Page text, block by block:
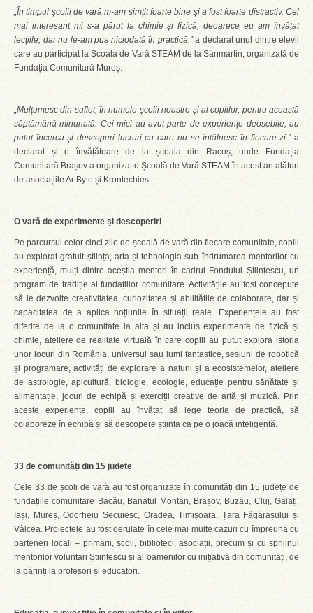
„În timpul școlii de vară m-am simțit foarte bine și a fost foarte distractiv. Cel
mai interesant mi s-a părut la chimie și fizică, deoarece eu am învățat
lecțiile, dar nu le-am pus niciodată în practică.”a declarat unul dintre elevii
care au participat la Școala de Vară STEAM de la Sânmartin, organizată de
Fundația Comunitară Mureș.
„Mulțumesc din suflet, în numele școlii noastre și al copiilor, pentru această
săptămână minunată. Cei mici au avut parte de experiențe deosebite, au
putut încerca și descoperi lucruri cu care nu se întâlnesc în fiecare zi.” a
declarat și o învățătoare de la școala din Racoș, unde Fundația
Comunitară Brașov a organizat o Școală de Vară STEAM în acest an alături
de asociațiile ArtByte și Krontechies.
O vară de experimente și descoperiri
Pe parcursul celor cinci zile de școală de vară din fiecare comunitate, copiii
au explorat gratuit știința, arta și tehnologia sub îndrumarea mentorilor cu
experiență, mulți dintre aceștia mentori în cadrul Fondului Științescu, un
program de tradiție al fundațiilor comunitare. Activitățile au fost concepute
să le dezvolte creativitatea, curiozitatea și abilitățile de colaborare, dar și
capacitatea de a aplica noțiunile în situații reale. Experiențele au fost
diferite de la o comunitate la alta și au inclus experimente de fizică și
chimie, ateliere de realitate virtuală în care copiii au putut explora istoria
unor locuri din România, universul sau lumi fantastice, sesiuni de robotică
și programare, activități de explorare a naturii și a ecosistemelor, ateliere
de astrologie, apicultură, biologie, ecologie, educație pentru sănătate și
alimentație, jocuri de echipă și exerciții creative de artă și muzică. Prin
aceste experiențe, copiii au învățat să lege teoria de practică, să
colaboreze în echipă și să descopere știința ca pe o joacă inteligentă.
33 de comunități din 15 județe
Cele 33 de școli de vară au fost organizate în comunități din 15 județe de
fundațiile comunitare Bacău, Banatul Montan, Brașov, Buzău, Cluj, Galați,
Iași, Mureș, Odorheiu Secuiesc, Oradea, Timișoara, Țara Făgărașului și
Vâlcea. Proiectele au fost derulate în cele mai multe cazuri cu împreună cu
parteneri locali – primării, școli, biblioteci, asociații, precum și cu sprijinul
mentorilor voluntari Științescu și al oamenilor cu inițiativă din comunități, de
la părinți la profesori și educatori.